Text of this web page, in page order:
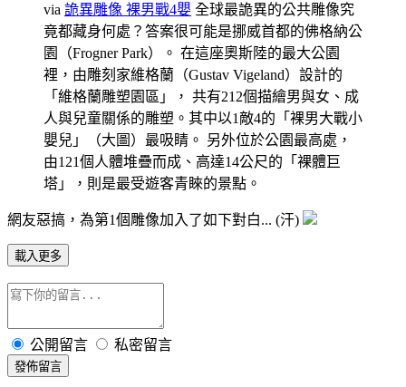
via 詭異雕像 裸男戰4嬰 全球最詭異的公共雕像究
竟都藏身何處？答案很可能是挪威首都的佛格納公
園（Frogner Park）。 在這座奧斯陸的最大公園
裡，由雕刻家維格蘭（Gustav Vigeland）設計的
「維格蘭雕塑園區」， 共有212個描繪男與女、成
人與兒童關係的雕塑。其中以1敵4的「裸男大戰小
嬰兒」（大圖）最吸睛。 另外位於公園最高處，
由121個人體堆疊而成、高達14公尺的「裸體巨
塔」，則是最受遊客青睞的景點。
網友惡搞，為第1個雕像加入了如下對白... (汗)
載入更多
公開留言 私密留言
發佈留言